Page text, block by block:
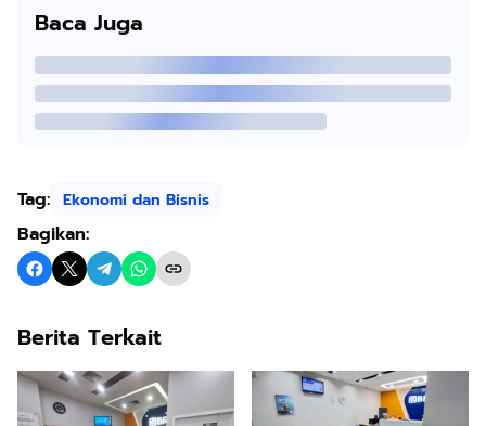
Baca Juga
Tag: Ekonomi dan Bisnis
Bagikan:
Berita Terkait